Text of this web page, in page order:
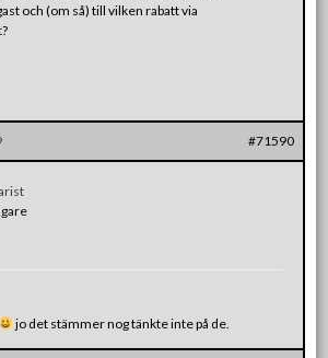
och (om så) till vilken rabatt via
#71590
jo det stämmer nog tänkte inte på de.